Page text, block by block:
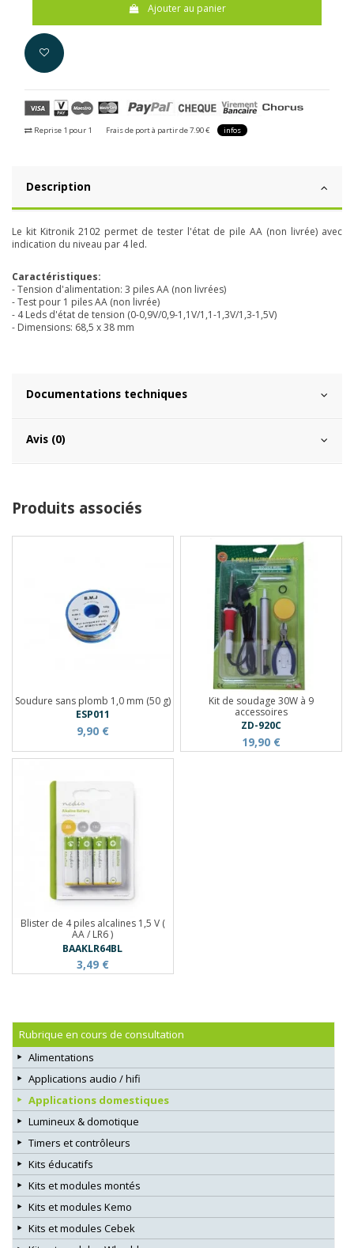
Ajouter au panier
Reprise 1 pour 1 Frais de port à partir de 7.90 € infos
Description
Le kit Kitronik 2102 permet de tester l'état de pile AA (non livrée) avec
indication du niveau par 4 led.
Caractéristiques:
- Tension d'alimentation: 3 piles AA (non livrées)
- Test pour 1 piles AA (non livrée)
- 4 Leds d'état de tension (0-0,9V/0,9-1,1V/1,1-1,3V/1,3-1,5V)
- Dimensions: 68,5 x 38 mm
Documentations techniques
Avis (0)
Produits associés
Soudure sans plomb 1,0 mm (50 g)
ESP011
9,90 €
Kit de soudage 30W à 9
accessoires
ZD-920C
19,90 €
Blister de 4 piles alcalines 1,5 V (
AA / LR6 )
BAAKLR64BL
3,49 €
Rubrique en cours de consultation
Alimentations
Applications audio / hifi
Applications domestiques
Lumineux & domotique
Timers et contrôleurs
Kits éducatifs
Kits et modules montés
Kits et modules Kemo
Kits et modules Cebek